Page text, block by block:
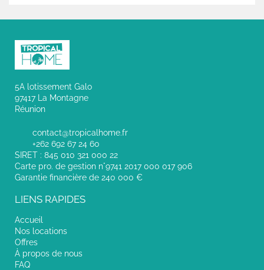
5A lotissement Galo
97417 La Montagne
Réunion
contact@tropicalhome.fr
+262 692 67 24 60
SIRET : 845 010 321 000 22
Carte pro. de gestion n°9741 2017 000 017 906
Garantie financière de 240 000 €
LIENS RAPIDES
Accueil
Nos locations
Offres
À propos de nous
FAQ